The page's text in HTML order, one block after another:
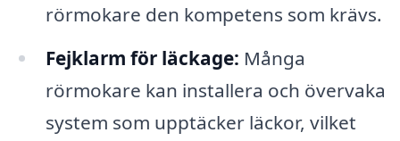
rörmokare den kompetens som krävs.
Fejklarm för läckage: Många
rörmokare kan installera och övervaka
system som upptäcker läckor, vilket